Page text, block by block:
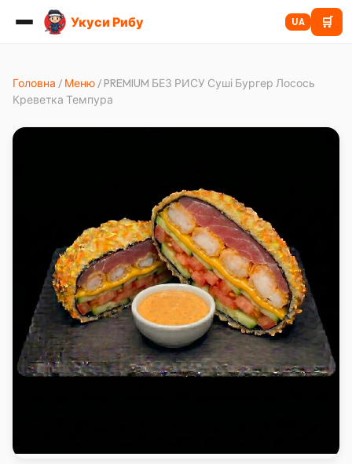
Укуси Рибу UA 🛒
Головна / Меню/ PREMIUM БЕЗ РИСУ Суші Бургер Лосось
Креветка Темпура